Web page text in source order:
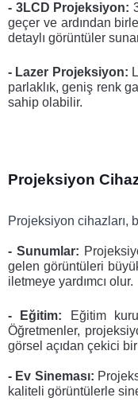
- 3LCD Projeksiyon:
geçer ve ardından
detaylı görüntüler
- Lazer Projeksiyon:
parlaklık, geniş renk
sahip olabilir.
Projeksiyon
Projeksiyon cihazları,
- Sunumlar:
gelen görüntüleri
iletmeye yardımcı olur.
- Eğitim:
Eğitim
Öğretmenler,
görsel açıdan çekici
- Ev Sineması:
kaliteli görüntülerle